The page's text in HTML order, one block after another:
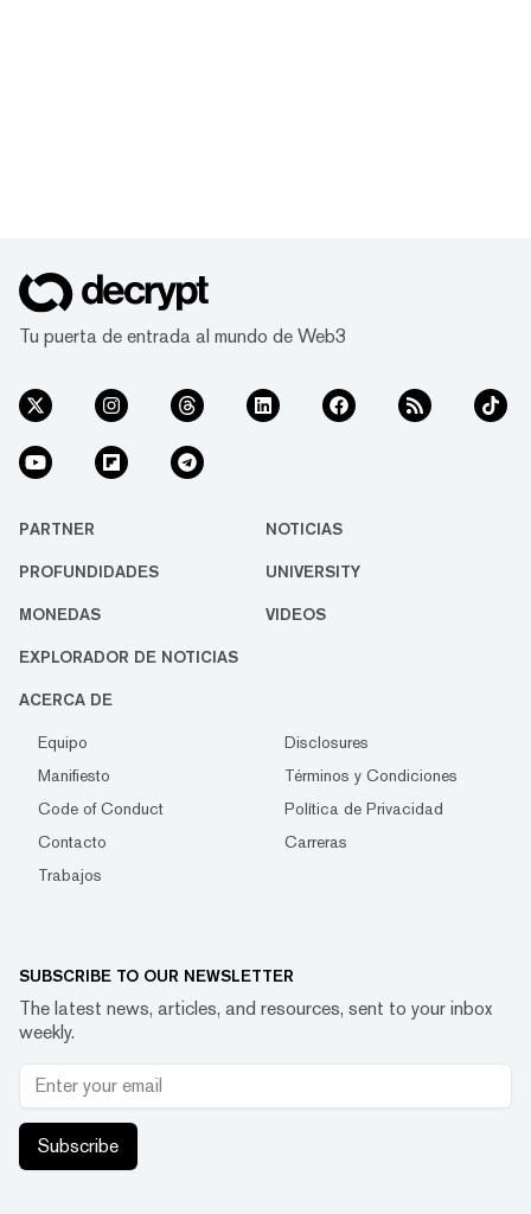
Tu puerta de entrada al mundo de Web3
PARTNER NOTICIAS
PROFUNDIDADES UNIVERSITY
MONEDAS VIDEOS
EXPLORADOR DE NOTICIAS
ACERCA DE
Equipo
Disclosures
Manifiesto
Términos y Condiciones
Code of Conduct
Política de Privacidad
Contacto
Carreras
Trabajos
SUBSCRIBE TO OUR NEWSLETTER
The latest news, articles, and resources, sent to your inbox
weekly.
Subscribe